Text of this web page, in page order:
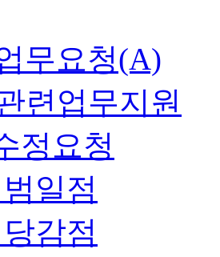
무요청(A)
련업무지원
정요청
일점
감점